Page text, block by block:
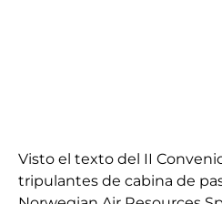
Visto el texto del II
tripulantes de cabina de